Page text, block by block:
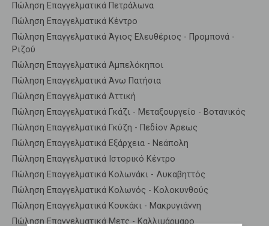
Πώληση Επαγγελματικά Πετράλωνα
Πώληση Επαγγελματικά Κέντρο
Πώληση Επαγγελματικά Άγιος Ελευθέριος - Προμπονά -
Ριζού
Πώληση Επαγγελματικά Αμπελόκηποι
Πώληση Επαγγελματικά Άνω Πατήσια
Πώληση Επαγγελματικά Αττική
Πώληση Επαγγελματικά Γκάζι - Μεταξουργείο - Βοτανικός
Πώληση Επαγγελματικά Γκύζη - Πεδίον Άρεως
Πώληση Επαγγελματικά Εξάρχεια - Νεάπολη
Πώληση Επαγγελματικά Ιστορικό Κέντρο
Πώληση Επαγγελματικά Κολωνάκι - Λυκαβηττός
Πώληση Επαγγελματικά Κολωνός - Κολοκυνθούς
Πώληση Επαγγελματικά Κουκάκι - Μακρυγιάννη
Πώληση Επαγγελματικά Μετς - Καλλιμάρμαρο